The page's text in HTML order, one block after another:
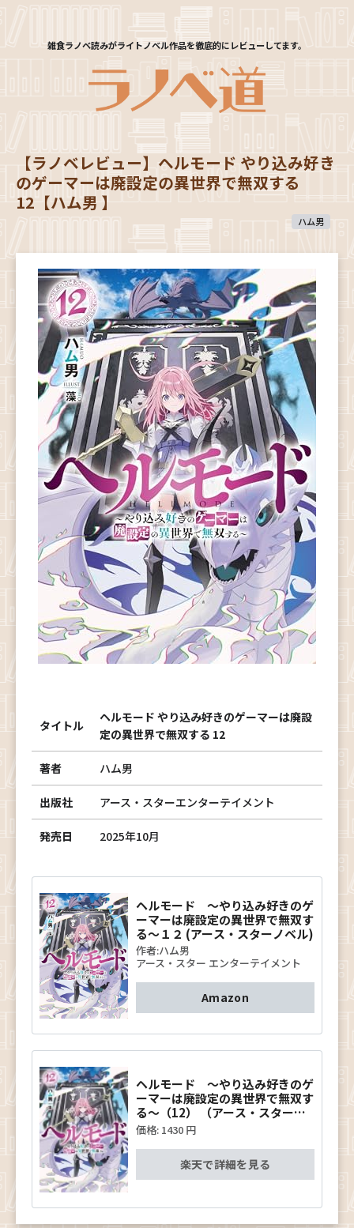
雑食ラノベ読みがライトノベル作品を徹底的にレビューしてます。
【ラノベレビュー】ヘルモード やり込み好き
のゲーマーは廃設定の異世界で無双する
12【ハム男 】
ハム男
タイトル
ヘルモード やり込み好きのゲーマーは廃設
定の異世界で無双する 12
著者 ハム男
出版社 アース・スターエンターテイメント
発売日 2025年10月
ヘルモード ～やり込み好きのゲ
ーマーは廃設定の異世界で無双す
る～１２ (アース・スターノベル)
作者:ハム男
アース・スター エンターテイメント
Amazon
ヘルモード ～やり込み好きのゲ
ーマーは廃設定の異世界で無双す
る～（12） （アース・スターノ
ベル） [ ハム男 ]
価格: 1430 円
楽天で詳細を見る